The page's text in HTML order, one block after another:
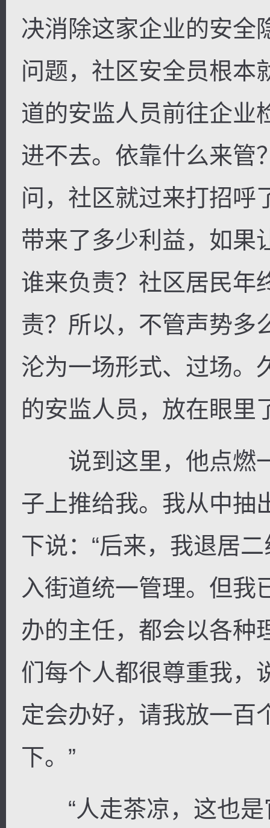
决消除这家企业的安全
问题，社区安全员根本
道的安监人员前往企业
进不去。依靠什么来管
问，社区就过来打招呼
带来了多少利益，如果
谁来负责？社区居民年
责？所以，不管声势多
沦为一场形式、过场。
的安监人员，放在眼里
说到这里，他点燃
子上推给我。我从中抽
下说：“后来，我退居
入街道统一管理。但我
办的主任，都会以各种
们每个人都很尊重我，
定会办好，请我放一百
下。”
“人走茶凉，这也是